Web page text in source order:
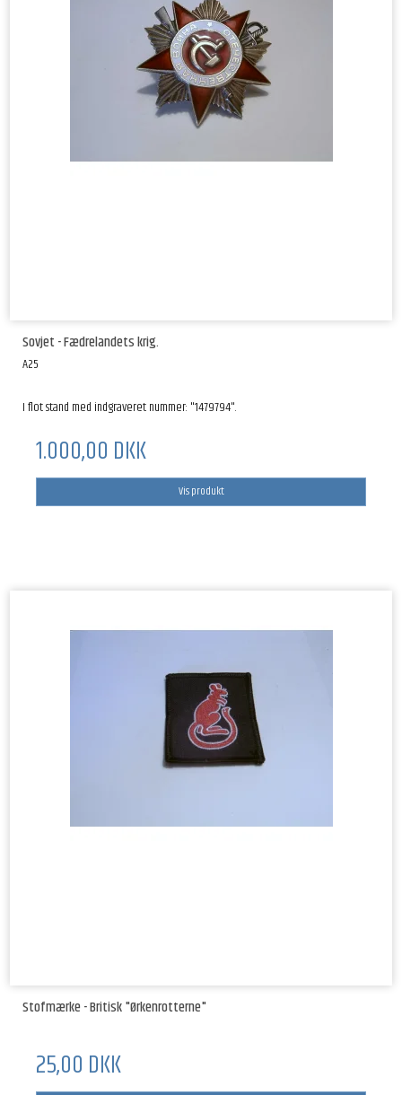
Sovjet - Fædrelandets krig.
A25
I flot stand med indgraveret nummer: "1479794".
1.000,00 DKK
Vis produkt
Stofmærke - Britisk "Ørkenrotterne"
25,00 DKK